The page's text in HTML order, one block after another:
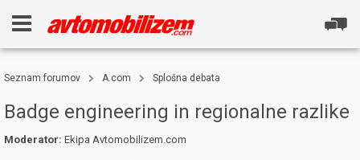
Seznam forumov A.com Splošna debata
Badge engineering in regionalne razlike
Moderator: Ekipa Avtomobilizem.com